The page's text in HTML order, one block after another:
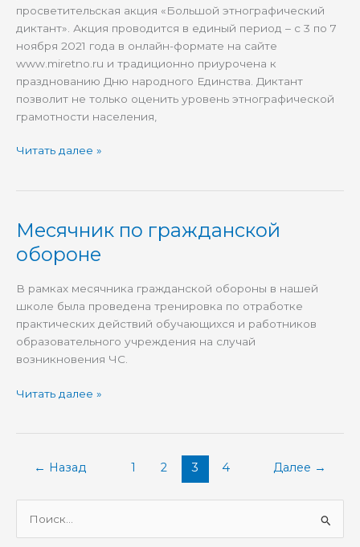
просветительская акция «Большой этнографический
диктант». Акция проводится в единый период – с 3 по 7
ноября 2021 года в онлайн-формате на сайте
www.miretno.ru и традиционно приурочена к
празднованию Дню народного Единства. Диктант
позволит не только оценить уровень этнографической
грамотности населения,
Читать далее »
Месячник по гражданской
обороне
В рамках месячника гражданской обороны в нашей
школе была проведена тренировка по отработке
практических действий обучающихся и работников
образовательного учреждения на случай
возникновения ЧС.
Месячник
гражданской
Читать далее »
← Назад 1 2 3 4 Далее →